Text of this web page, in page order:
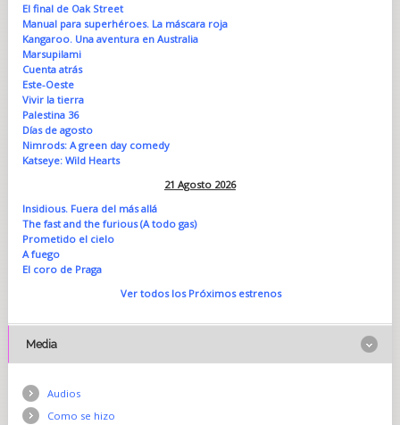
El final de Oak Street
Manual para superhéroes. La máscara roja
Kangaroo. Una aventura en Australia
Marsupilami
Cuenta atrás
Este-Oeste
Vivir la tierra
Palestina 36
Días de agosto
Nimrods: A green day comedy
Katseye: Wild Hearts
21 Agosto 2026
Insidious. Fuera del más allá
The fast and the furious (A todo gas)
Prometido el cielo
A fuego
El coro de Praga
Ver todos los Próximos estrenos
Media
Audios
Como se hizo